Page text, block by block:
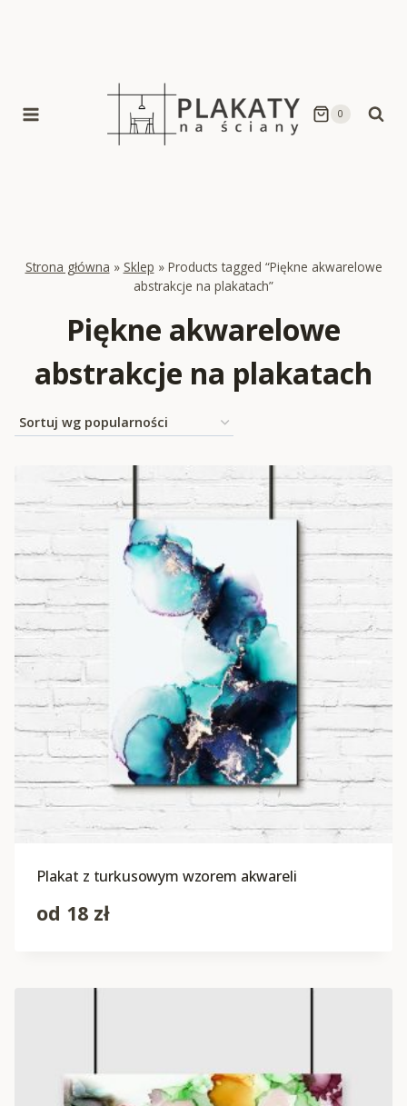
0
Strona główna » Sklep » Products tagged “Piękne akwarelowe
abstrakcje na plakatach”
Piękne akwarelowe
abstrakcje na plakatach
Plakat z turkusowym wzorem akwareli
od 18 zł